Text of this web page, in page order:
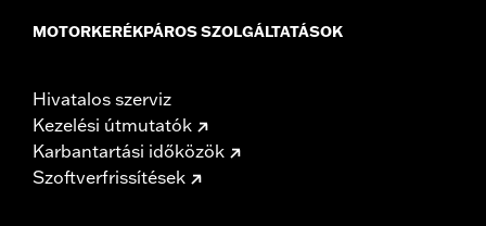
MOTORKERÉKPÁROS SZOLGÁLTATÁSOK
Hivatalos szerviz
Kezelési útmutatók
Karbantartási időközök
Szoftverfrissítések